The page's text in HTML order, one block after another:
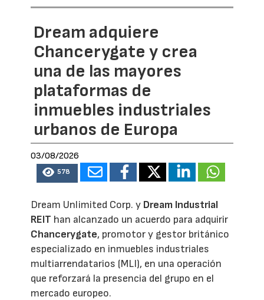
Dream adquiere
Chancerygate y crea
una de las mayores
plataformas de
inmuebles industriales
urbanos de Europa
03/08/2026
578
Dream Unlimited Corp. y Dream Industrial
REIT han alcanzado un acuerdo para adquirir
Chancerygate, promotor y gestor británico
especializado en inmuebles industriales
multiarrendatarios (MLI), en una operación
que reforzará la presencia del grupo en el
mercado europeo.